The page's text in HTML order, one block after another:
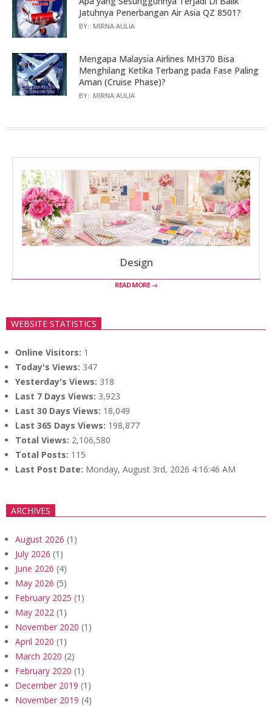
Jatuhnya Penerbangan Air Asia QZ 8501?
BY: MIRNA AULIA
Mengapa Malaysia Airlines MH370 Bisa
Menghilang Ketika Terbang pada Fase Paling
Aman (Cruise Phase)?
BY: MIRNA AULIA
Design
READ MORE →
WEBSITE STATISTICS
Online Visitors: 1
Today's Views: 347
Yesterday's Views: 318
Last 7 Days Views: 3,923
Last 30 Days Views: 18,049
Last 365 Days Views: 198,877
Total Views: 2,106,580
Total Posts: 115
Last Post Date: Monday, August 3rd, 2026 4:16:46 AM
ARCHIVES
August 2026 (1)
July 2026 (1)
June 2026 (4)
May 2026 (5)
February 2025 (1)
May 2022 (1)
November 2020 (1)
April 2020 (1)
March 2020 (2)
February 2020 (1)
December 2019 (1)
November 2019 (4)